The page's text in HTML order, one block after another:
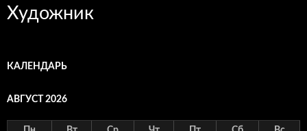
Художник
КАЛЕНДАРЬ
АВГУСТ 2026